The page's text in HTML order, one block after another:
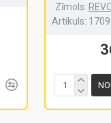
Zīmols:
Artikuls: